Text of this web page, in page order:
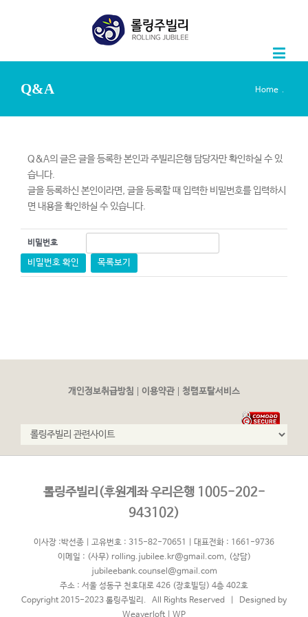
Q&A Home
Q&A의 글은 글을 등록한 본인과 주빌리은행 담당자만 확인하실 수 있
습니다.
글을 등록하신 본인이라면, 글을 등록할 때 입력한 비밀번호를 입력하시
면 내용을 확인하실 수 있습니다.
비밀번호
비밀번호 확인 목록보기
개인정보취급방침 이용약관 청렴포탈서비스
롤링주빌리(후원계좌 우리은행 1005-202-
943102)
이사장 :박선종 | 고유번호 : 315-82-70651 | 대표전화 : 1661-9736
이메일 : (사무) rolling.jubilee.kr@gmail.com, (상담)
jubileebank.counsel@gmail.com
주소 : 서울 성동구 천호대로 426 (장호빌딩) 4층 402호
Copyright 2015-2023 롤링주빌리. All Rights Reserved | Designed by